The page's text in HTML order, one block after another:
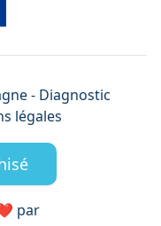
- Diagnostic
légales
❤️ par